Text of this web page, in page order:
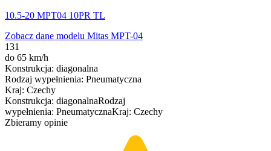
10.5-20 MPT04 10PR TL
Zobacz dane modelu Mitas MPT-04
131
do 65 km/h
Konstrukcja: diagonalna
Rodzaj wypełnienia: Pneumatyczna
Kraj: Czechy
Konstrukcja: diagonalnaRodzaj
wypełnienia: PneumatycznaKraj: Czechy
Zbieramy opinie